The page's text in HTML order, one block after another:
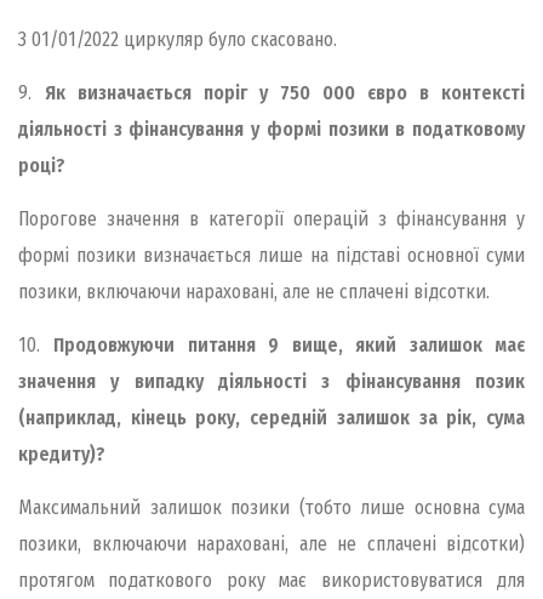
З 01/01/2022 циркуляр було скасовано.
9. Як визначається поріг у 750 000 євро в контексті
діяльності з фінансування у формі позики в податковому
році?
Порогове значення в категорії операцій з фінансування у
формі позики визначається лише на підставі основної суми
позики, включаючи нараховані, але не сплачені відсотки.
10. Продовжуючи питання 9 вище, який залишок має
значення у випадку діяльності з фінансування позик
(наприклад, кінець року, середній залишок за рік, сума
кредиту)?
Максимальний залишок позики (тобто лише основна сума
позики, включаючи нараховані, але не сплачені відсотки)
протягом податкового року має використовуватися для